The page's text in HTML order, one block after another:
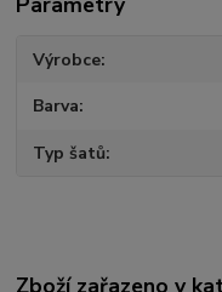
Výrobce
Barva
Typ šatů